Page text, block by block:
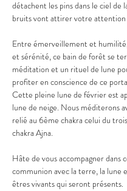
détachent les pins dans le ciel de
bruits vont attirer votre attention
Entre émerveillement et
et sérénité, ce bain de forêt se
méditation et un rituel de lune
profiter en conscience de ce
Cette pleine lune de février est
lune de neige. Nous méditerons
relié au 6ème chakra celui du
chakra Ajna.
Hâte de vous accompagner dans
communion avec la terre, la lune
êtres vivants qui seront présents.